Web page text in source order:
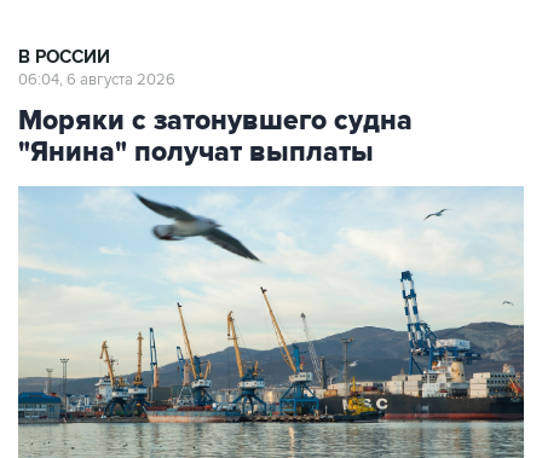
Моряки с затонувшего судна
"Янина" получат выплаты
Вид на Новороссийский морской торговый порт